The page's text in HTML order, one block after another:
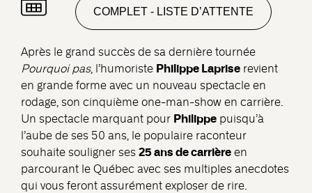
COMPLET - LISTE D’ATTENTE
Après le grand succès de sa dernière tournée
Pourquoi pas, l’humoriste Philippe Laprise revient
en grande forme avec un nouveau spectacle en
rodage, son cinquième one-man-show en carrière.
Un spectacle marquant pour Philippe puisqu’à
l’aube de ses 50 ans, le populaire raconteur
souhaite souligner ses 25 ans de carrière en
parcourant le Québec avec ses multiples anecdotes
qui vous feront assurément exploser de rire.